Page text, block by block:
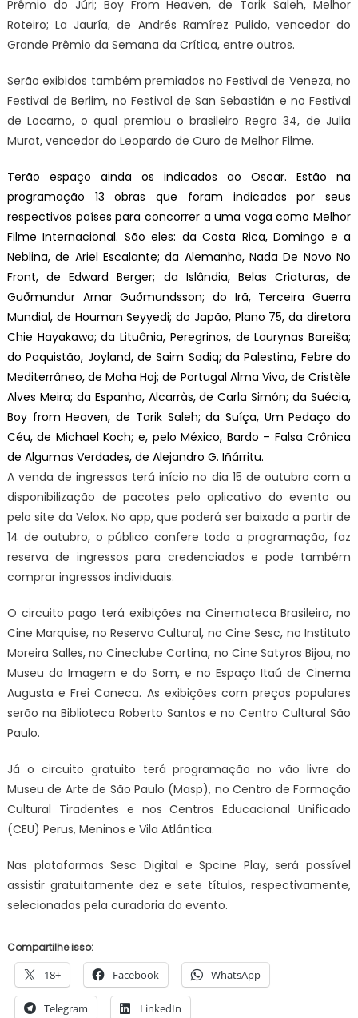
Prêmio do Júri; Boy From Heaven, de Tarik Saleh, Melhor
Roteiro; La Jauría, de Andrés Ramírez Pulido, vencedor do
Grande Prêmio da Semana da Crítica, entre outros.
Serão exibidos também premiados no Festival de Veneza, no
Festival de Berlim, no Festival de San Sebastián e no Festival
de Locarno, o qual premiou o brasileiro Regra 34, de Julia
Murat, vencedor do Leopardo de Ouro de Melhor Filme.
Terão espaço ainda os indicados ao Oscar. Estão na
programação 13 obras que foram indicadas por seus
respectivos países para concorrer a uma vaga como Melhor
Filme Internacional. São eles: da Costa Rica, Domingo e a
Neblina, de Ariel Escalante; da Alemanha, Nada De Novo No
Front, de Edward Berger; da Islândia, Belas Criaturas, de
Guðmundur Arnar Guðmundsson; do Irã, Terceira Guerra
Mundial, de Houman Seyyedi; do Japão, Plano 75, da diretora
Chie Hayakawa; da Lituânia, Peregrinos, de Laurynas Bareiša;
do Paquistão, Joyland, de Saim Sadiq; da Palestina, Febre do
Mediterrâneo, de Maha Haj; de Portugal Alma Viva, de Cristèle
Alves Meira; da Espanha, Alcarràs, de Carla Simón; da Suécia,
Boy from Heaven, de Tarik Saleh; da Suíça, Um Pedaço do
Céu, de Michael Koch; e, pelo México, Bardo – Falsa Crônica
de Algumas Verdades, de Alejandro G. Iñárritu.
A venda de ingressos terá início no dia 15 de outubro com a
disponibilização de pacotes pelo aplicativo do evento ou
pelo site da Velox. No app, que poderá ser baixado a partir de
14 de outubro, o público confere toda a programação, faz
reserva de ingressos para credenciados e pode também
comprar ingressos individuais.
O circuito pago terá exibições na Cinemateca Brasileira, no
Cine Marquise, no Reserva Cultural, no Cine Sesc, no Instituto
Moreira Salles, no Cineclube Cortina, no Cine Satyros Bijou, no
Museu da Imagem e do Som, e no Espaço Itaú de Cinema
Augusta e Frei Caneca. As exibições com preços populares
serão na Biblioteca Roberto Santos e no Centro Cultural São
Paulo.
Já o circuito gratuito terá programação no vão livre do
Museu de Arte de São Paulo (Masp), no Centro de Formação
Cultural Tiradentes e nos Centros Educacional Unificado
(CEU) Perus, Meninos e Vila Atlântica.
Nas plataformas Sesc Digital e Spcine Play, será possível
assistir gratuitamente dez e sete títulos, respectivamente,
selecionados pela curadoria do evento.
Compartilhe isso:
18+ Facebook WhatsApp
Telegram LinkedIn